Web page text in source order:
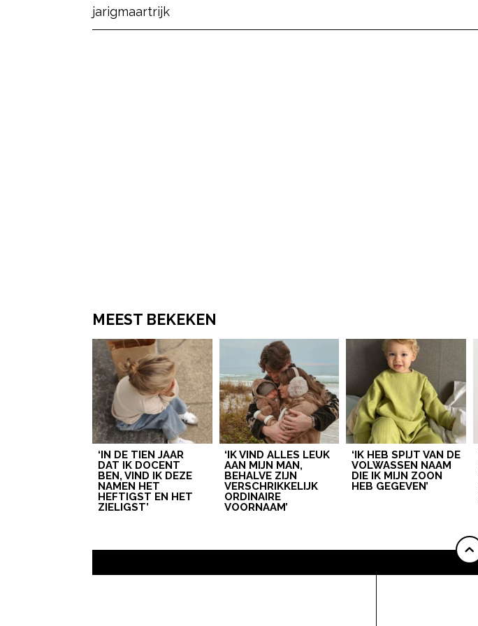
jarigmaartrijk
MEEST BEKEKEN
‘IN DE TIEN JAAR
DAT IK DOCENT
BEN, VIND IK DEZE
NAMEN HET
HEFTIGST EN HET
ZIELIGST’
‘IK VIND ALLES LEUK
AAN MIJN MAN,
BEHALVE ZIJN
VERSCHRIKKELIJK
ORDINAIRE
VOORNAAM’
‘IK HEB SPIJT VAN DE
VOLWASSEN NAAM
DIE IK MIJN ZOON
HEB GEGEVEN’